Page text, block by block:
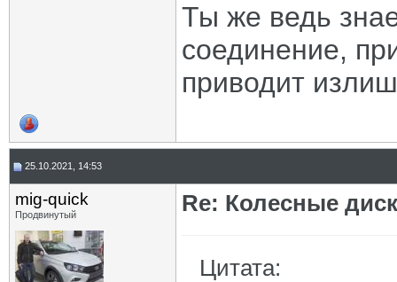
Ты же ведь
соединение,
приводит
25.10.2021, 14:53
mig-quick
Продвинутый Re: Колесные
Цитата: